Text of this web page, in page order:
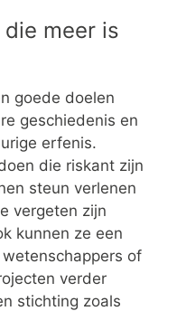
meer is
goede doelen
geschiedenis en
erfenis.
die riskant zijn
steun verlenen
vergeten zijn
kunnen ze een
of
verder
stichting zoals